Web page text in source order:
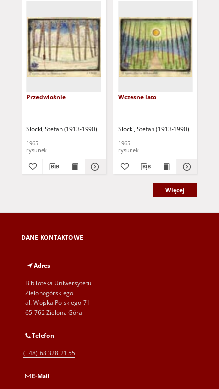
Przedwiośnie
Słocki, Stefan (1913-1990)
1965
rysunek
Wczesne lato
Słocki, Stefan (1913-1990)
1965
rysunek
Więcej
DANE KONTAKTOWE
Adres
Biblioteka Uniwersytetu
Zielonogórskiego
al. Wojska Polskiego 71
65-762 Zielona Góra
Telefon
(+48) 68 328 21 55
E-Mail